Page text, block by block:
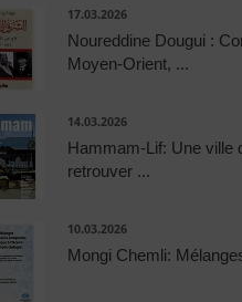
17.03.2026
Noureddine Dougui :
Moyen-Orient, ...
14.03.2026
Hammam-Lif: Une ville
retrouver ...
10.03.2026
Mongi Chemli: